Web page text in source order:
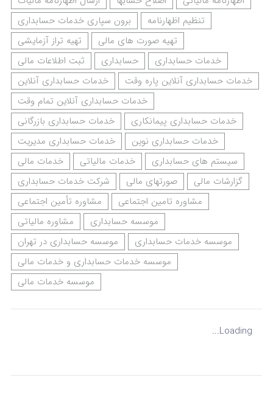
برون سپاری خدمات حسابداری
تنظیم اظهارنامه
تهيه تراز آزمايشی
تهيه صورت های مالی
ثبت اطلاعات مالی
حسابداری
خدمات حسابداری
خدمات حسابداری آنلاین
خدمات حسابداری آنلاین پاره وقت
خدمات حسابداری آنلاین تمام وقت
خدمات حسابداری بازرگانی
خدمات حسابداری پیمانکاری
خدمات حسابداری مدیریت
خدمات حسابداری نوین
خدمات مالی
خدمات مالیاتی
سیستم های حسابداری
شرکت خدمات حسابداری
صورتهای مالی
گزارشات مالی
مشاوره تأمین اجتماعی
مشاوره تامین اجتماعی
مشاوره مالیاتی
موسسه حسابداری
موسسه حسابداری در تهران
موسسه خدمات حسابداری
موسسه خدمات حسابداری و خدمات مالی
موسسه خدمات مالی
Loading...